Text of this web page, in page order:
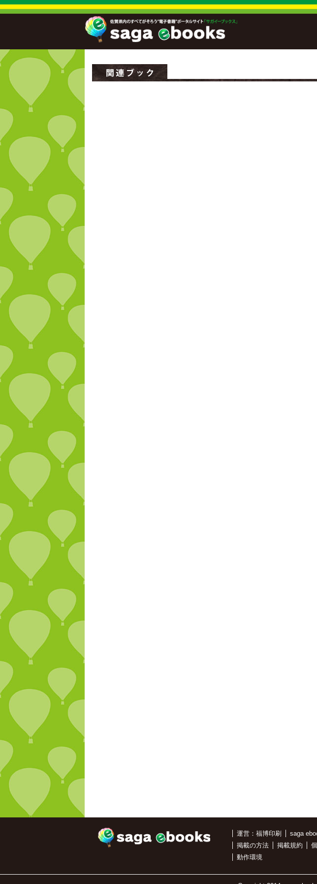
運営：福博印刷 saga
掲載の方法
掲載規約
動作環境